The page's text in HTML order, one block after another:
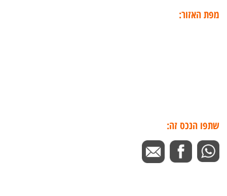
מפת האזור:
שתפו הנכס זה: